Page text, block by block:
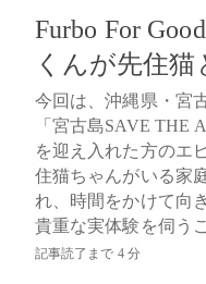
Furbo For
くんが先住猫
今回は、沖縄県・宮
「宮古島SAVE THE
を迎え入れた方のエ
住猫ちゃんがいる家
れ、時間をかけて向
貴重な実体験を伺う
記事読了まで 4 分